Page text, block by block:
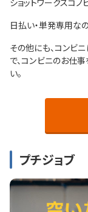
ショットワークスコ
日払い・単発専用な
その他にも、コンビ
で、コンビニのお仕
い。
プチジョブ